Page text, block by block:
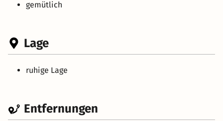
gemütlich
Lage
ruhige Lage
Entfernungen